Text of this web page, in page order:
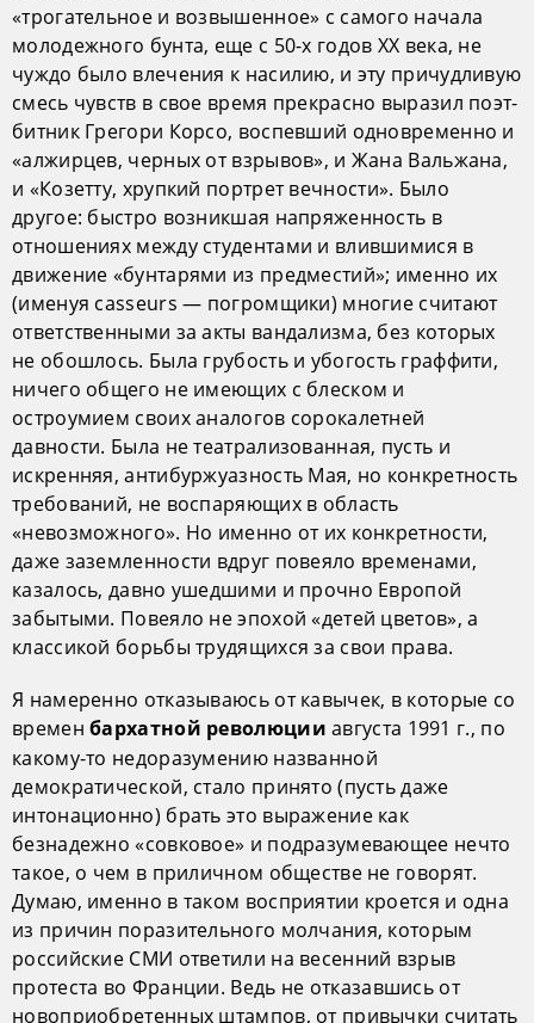
«трогательное и возвышенное» с самого начала
молодежного бунта, еще с 50-х годов XX века, не
чуждо было влечения к насилию, и эту причудливую
смесь чувств в свое время прекрасно выразил поэт-
битник Грегори Корсо, воспевший одновременно и
«алжирцев, черных от взрывов», и Жана Вальжана,
и «Козетту, хрупкий портрет вечности». Было
другое: быстро возникшая напряженность в
отношениях между студентами и влившимися в
движение «бунтарями из предместий»; именно их
(именуя casseurs — погромщики) многие считают
ответственными за акты вандализма, без которых
не обошлось. Была грубость и убогость граффити,
ничего общего не имеющих с блеском и
остроумием своих аналогов сорокалетней
давности. Была не театрализованная, пусть и
искренняя, антибуржуазность Мая, но конкретность
требований, не воспаряющих в область
«невозможного». Но именно от их конкретности,
даже заземленности вдруг повеяло временами,
казалось, давно ушедшими и прочно Европой
забытыми. Повеяло не эпохой «детей цветов», а
классикой борьбы трудящихся за свои права.
Я намеренно отказываюсь от кавычек, в которые со
временбархатной революции августа 1991 г., по
какому-то недоразумению названной
демократической, стало принято (пусть даже
интонационно) брать это выражение как
безнадежно «совковое» и подразумевающее нечто
такое, о чем в приличном обществе не говорят.
Думаю, именно в таком восприятии кроется и одна
из причин поразительного молчания, которым
российские СМИ ответили на весенний взрыв
протеста во Франции. Ведь не отказавшись от
новоприобретенных штампов, от привычки считать